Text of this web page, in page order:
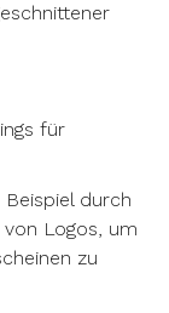
für
durch
Logos, um
zu